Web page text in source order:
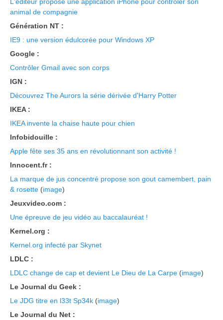
animal de compagnie
Génération NT :
IE9 : une version édulcorée pour Windows XP
Google :
Contrôler Gmail avec son corps
IGN :
Découvrez The Aurors la série dérivée d'Harry Potter
IKEA :
IKEA invente la chaise haute pour chien
Infobidouille :
Apple fête ses 35 ans en révolutionnant son activité !
Innocent.fr :
La marque de jus concentré propose son gout camembert, pain
& rosette (image)
Jeuxvideo.com :
Une épreuve de jeu vidéo au baccalauréat !
Kernel.org :
Kernel.org infecté par Skynet
LDLC :
LDLC change de cap et devient Le Dieu de La Carpe (image)
Le Journal du Geek :
Le JDG titre en l33t Sp34k (image)
Le Journal du Net :